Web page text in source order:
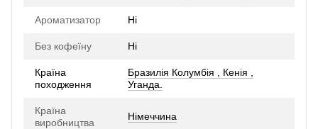
Ароматизатор Ні
Без кофеїну Ні
Країна
походження
Бразилія Колумбія , Кенія ,
Уганда.
Країна
виробництва
Німеччина